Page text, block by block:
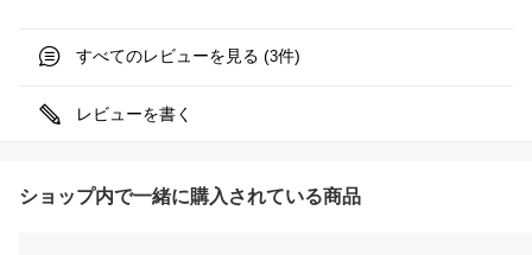
すべてのレビューを見る (3件)
レビューを書く
ショップ内で一緒に購入されている商品